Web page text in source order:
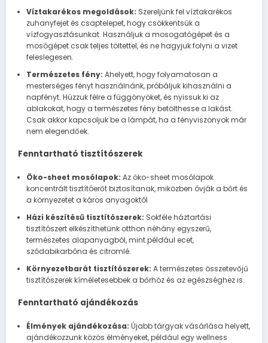
Víztakarékos megoldások: Szereljünk fel víztakarékos
zuhanyfejet és csaptelepet, hogy csökkentsük a
vízfogyasztásunkat. Használjuk a mosogatógépet és a
mosógépet csak teljes töltettel, és ne hagyjuk folyni a vizet
feleslegesen.
Természetes fény: Ahelyett, hogy folyamatosan a
mesterséges fényt használnánk, próbáljuk kihasználni a
napfényt. Húzzuk félre a függönyöket, és nyissuk ki az
ablakokat, hogy a természetes fény betölthesse a lakást.
Csak akkor kapcsoljuk be a lámpát, ha a fényviszonyok már
nem elegendőek.
Fenntartható tisztítószerek
Öko-sheet mosólapok: Az öko-sheet mosólapok
koncentrált tisztítóerőt biztosítanak, miközben óvják a bőrt és
a környezetet a káros anyagoktól
Házi készítésű tisztítószerek: Sokféle háztartási
tisztítószert elkészíthetünk otthon néhány egyszerű,
természetes alapanyagból, mint például ecet,
szódabikarbóna és citromlé.
Környezetbarát tisztítószerek: A természetes összetevőjű
tisztítószerek kíméletesebbek a bőrhöz és az egészséghez is.
Fenntartható ajándékozás
Élmények ajándékozása: Újabb tárgyak vásárlása helyett,
ajándékozzunk közös élményeket, például egy wellness